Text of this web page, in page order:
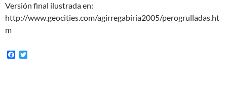
Versión final ilustrada en:
http://www.geocities.com/agirregabiria2005/perogrulladas.ht
m
F